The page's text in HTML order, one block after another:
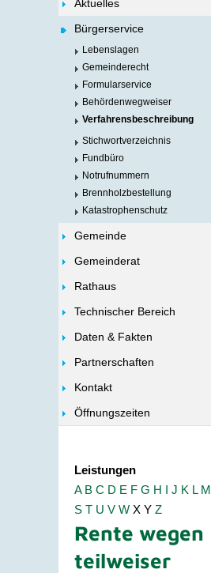
Aktuelles
Bürgerservice
Lebenslagen
Gemeinderecht
Formularservice
Behördenwegweiser
Verfahrensbeschreibung
Stichwortverzeichnis
Fundbüro
Notrufnummern
Brennholzbestellung
Katastrophenschutz
Gemeinde
Gemeinderat
Rathaus
Technischer Bereich
Daten & Fakten
Partnerschaften
Kontakt
Öffnungszeiten
Leistungen
A B C D E F G H I J K L M
S T U V W X Y Z
Rente wegen
teilweiser